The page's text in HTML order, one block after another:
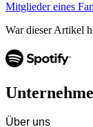
Mitglieder eines
War dieser Artikel
Über uns